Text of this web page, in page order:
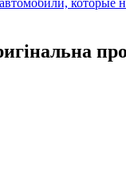
которые